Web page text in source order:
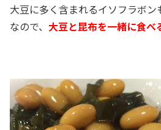
大豆に多く含まれるイソフラボン
なので、 大豆と昆布を一緒に食べ